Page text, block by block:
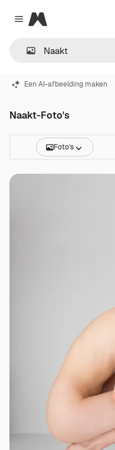
Close menu
Magnific
Een AI-afbeelding maken
Naakt-Foto's
Foto's